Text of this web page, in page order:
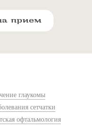
прием
глаукомы
сетчатки
офтальмология